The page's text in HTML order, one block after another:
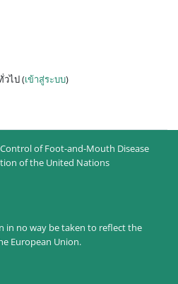
วไป (เข้าสู่ระบบ)
of Foot-and-Mouth Disease
of the United Nations
in no way be taken to reflect the
European Union.